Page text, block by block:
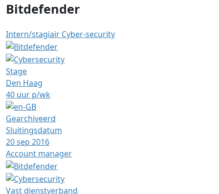
Bitdefender
Intern/stagiair Cyber-security
Stage
Den Haag
40 uur p/wk
Gearchiveerd
Sluitingsdatum
20 sep 2016
Account manager
Vast dienstverband